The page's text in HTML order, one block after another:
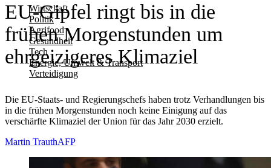
Wirtschaft
Politik
Agrifood
Gesundheit
Tech
Energie, Umwelt & Transport
Verteidigung
EU-Gipfel ringt bis in die
frühen Morgenstunden um
ehrgeizigeres Klimaziel
Die EU-Staats- und Regierungschefs haben trotz Verhandlungen bis
in die frühen Morgenstunden noch keine Einigung auf das
verschärfte Klimaziel der Union für das Jahr 2030 erzielt.
Martin TrauthAFP